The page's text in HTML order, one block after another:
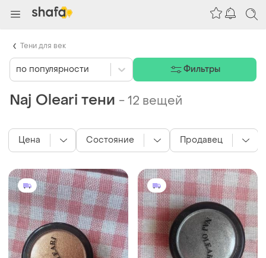
Naj Oleari тени -12 вещей
Цена Состояние Продавец
по популярности Фильтры
Тени для век